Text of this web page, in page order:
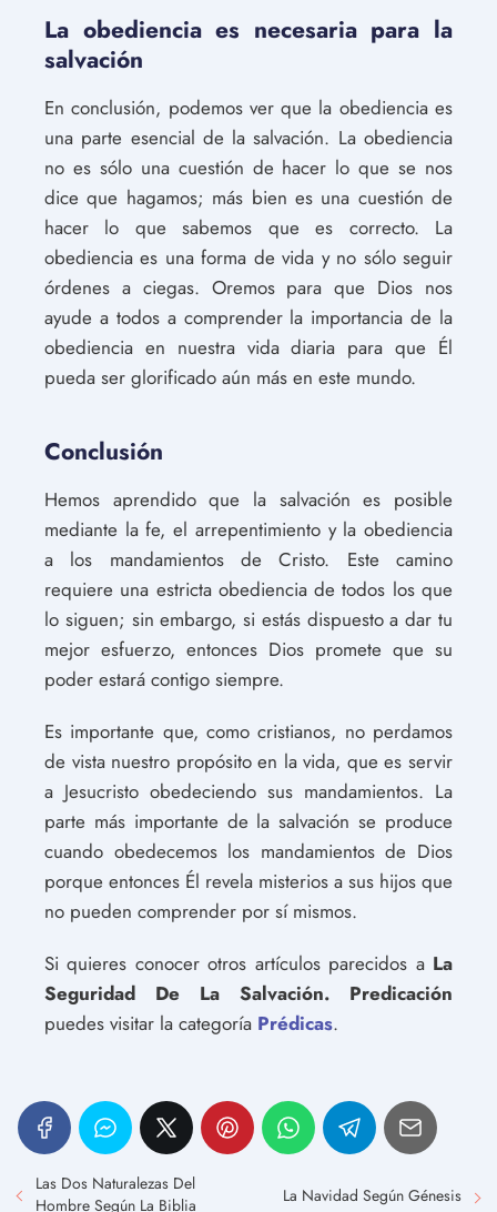
La obediencia es necesaria para la
salvación
En conclusión, podemos ver que la obediencia es
una parte esencial de la salvación. La obediencia
no es sólo una cuestión de hacer lo que se nos
dice que hagamos; más bien es una cuestión de
hacer lo que sabemos que es correcto. La
obediencia es una forma de vida y no sólo seguir
órdenes a ciegas. Oremos para que Dios nos
ayude a todos a comprender la importancia de la
obediencia en nuestra vida diaria para que Él
pueda ser glorificado aún más en este mundo.
Conclusión
Hemos aprendido que la salvación es posible
mediante la fe, el arrepentimiento y la obediencia
a los mandamientos de Cristo. Este camino
requiere una estricta obediencia de todos los que
lo siguen; sin embargo, si estás dispuesto a dar tu
mejor esfuerzo, entonces Dios promete que su
poder estará contigo siempre.
Es importante que, como cristianos, no perdamos
de vista nuestro propósito en la vida, que es servir
a Jesucristo obedeciendo sus mandamientos. La
parte más importante de la salvación se produce
cuando obedecemos los mandamientos de Dios
porque entonces Él revela misterios a sus hijos que
no pueden comprender por sí mismos.
Si quieres conocer otros artículos parecidos a La
Seguridad De La Salvación. Predicación
puedes visitar la categoría Prédicas.
Las Dos Naturalezas Del
Hombre Según La Biblia
La Navidad Según Génesis